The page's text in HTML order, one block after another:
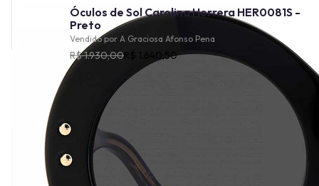
Óculos de Sol Carolina Herrera HER0081S -
Preto
Vendido por A Graciosa Afonso Pena
R$ 1.930,00R$ 1.640,50